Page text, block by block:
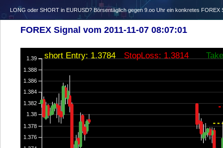
LONG oder SHORT in EURUSD? Börsentäglich gegen 9.oo Uhr ein konkretes
FOREX Signal vom 2011-11-07 08:07:01
1.376
1.378
1.38
1.382
1.384
1.386
1.388
1.39 short Entry: 1.3784 StopLoss: 1.3814